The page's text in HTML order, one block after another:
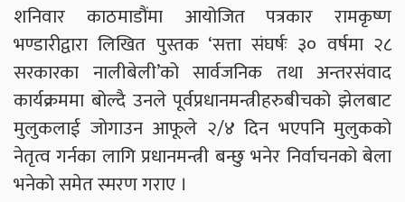
शनिवार काठमाडौंमा आयोजित पत्रकार रामकृष्ण
भण्डारीद्वारा लिखित पुस्तक ‘सत्ता संघर्षः ३० वर्षमा २८
सरकारका नालीबेली’को सार्वजनिक तथा अन्तरसंवाद
कार्यक्रममा बोल्दै उनले पूर्वप्रधानमन्त्रीहरुबीचको झेलबाट
मुलुकलाई जोगाउन आफूले २/४ दिन भएपनि मुलुकको
नेतृत्व गर्नका लागि प्रधानमन्त्री बन्छु भनेर निर्वाचनको बेला
भनेको समेत स्मरण गराए ।